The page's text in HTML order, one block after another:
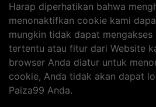
Harap diperhatikan bahwa
menonaktifkan cookie kami
mungkin tidak dapat mengakses
tertentu atau fitur dari Website
browser Anda diatur untuk
cookie, Anda tidak akan dapat
Paiza99 Anda.